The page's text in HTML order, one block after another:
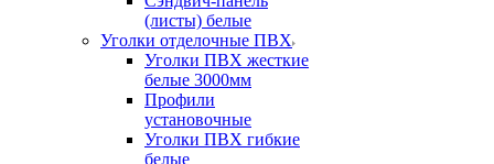
(листы) белые
Уголки отделочные ПВХ
Уголки ПВХ жесткие
белые 3000мм
Профили
установочные
Уголки ПВХ гибкие
белые